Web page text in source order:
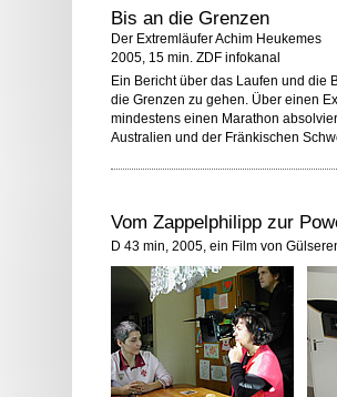
Bis an die Grenzen
Der Extremläufer Achim Heukemes
2005, 15 min. ZDF infokanal
Ein Bericht über das Laufen und die
die Grenzen zu gehen. Über einen
mindestens einen Marathon
Australien und der Fränkischen
Vom Zappelphilipp zur
D 43 min, 2005, ein Film von